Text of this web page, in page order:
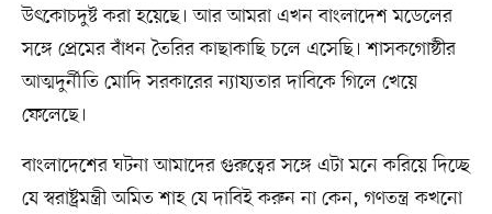
উৎকোচদুষ্ট করা হয়েছে। আর আমরা এখন বাংলাদেশ মডেলের
সঙ্গে প্রেমের বাঁধন তৈরির কাছাকাছি চলে এসেছি। শাসকগোষ্ঠীর
আত্মদুর্নীতি মোদি সরকারের ন্যায্যতার দাবিকে গিলে খেয়ে
ফেলেছে।
বাংলাদেশের ঘটনা আমাদের গুরুত্বের সঙ্গে এটা মনে করিয়ে দিচ্ছে
যে স্বরাষ্ট্রমন্ত্রী অমিত শাহ যে দাবিই করুন না কেন, গণতন্ত্র কখনো